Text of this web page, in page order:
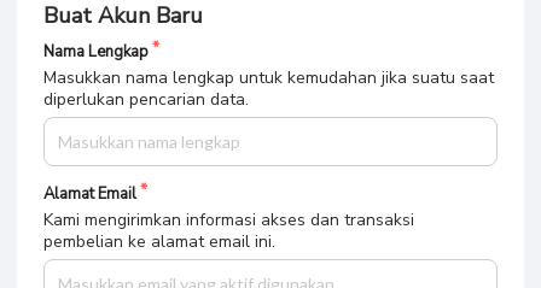
Buat Akun Baru
Nama Lengkap
Masukkan nama lengkap untuk kemudahan jika suatu saat
diperlukan pencarian data.
Alamat Email
Kami mengirimkan informasi akses dan transaksi
pembelian ke alamat email ini.